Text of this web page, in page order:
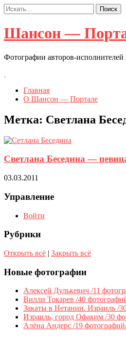
Шансон —
Фотографии авторов-
Главная
О Шансон — Портале
Метка: Светлана
Светлана Беседина —
03.03.2011
Управление
Войти
Рубрики
Открыть всё | Закрыть всё
Новые фотографии
Алексей Дулькевич /11
Вилли Токарев /40
Закаты в Нетании. Израиль /
Израиль, город Офаким /30
Алёна Андерс /19